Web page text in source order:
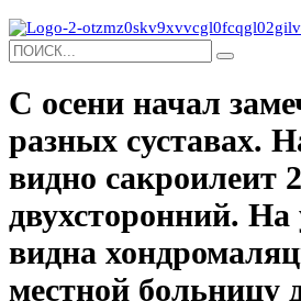
С осени начал
разных суставах.
видно сакроилеит
двухсторонний. На
видна
местной больницу